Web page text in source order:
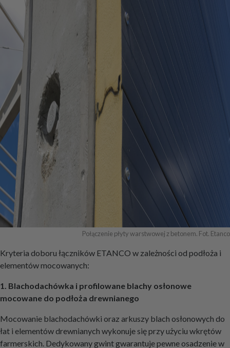
Połączenie płyty warstwowej z betonem. Fot. Etanco
Kryteria doboru łączników ETANCO w zależności od podłoża i
elementów mocowanych:
1. Blachodachówka i profilowane blachy osłonowe
mocowane do podłoża drewnianego
Mocowanie blachodachówki oraz arkuszy blach osłonowych do
łat i elementów drewnianych wykonuje się przy użyciu wkrętów
farmerskich. Dedykowany gwint gwarantuje pewne osadzenie w